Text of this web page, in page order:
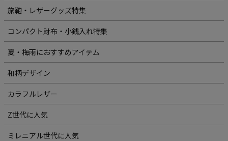
旅鞄・レザーグッズ特集
コンパクト財布・小銭入れ特集
夏・梅雨におすすめアイテム
和柄デザイン
カラフルレザー
Z世代に人気
ミレニアル世代に人気